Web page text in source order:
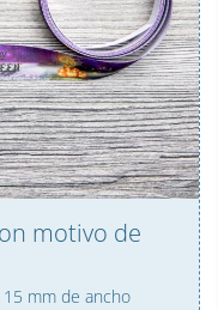
motivo de
mm de ancho